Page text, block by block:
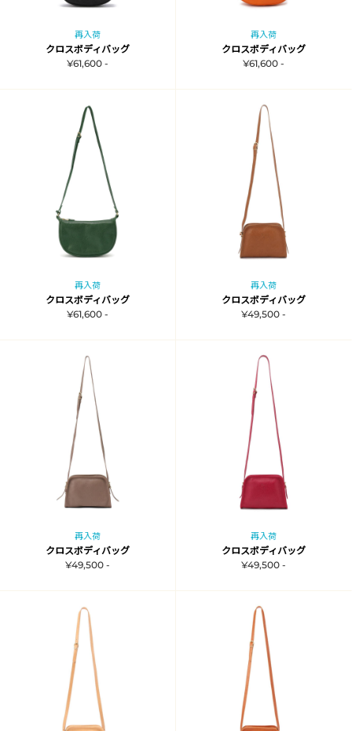
再入荷
クロスボディバッグ
¥61,600 -
再入荷
クロスボディバッグ
¥61,600 -
再入荷
クロスボディバッグ
¥61,600 -
再入荷
クロスボディバッグ
¥49,500 -
再入荷
クロスボディバッグ
¥49,500 -
再入荷
クロスボディバッグ
¥49,500 -